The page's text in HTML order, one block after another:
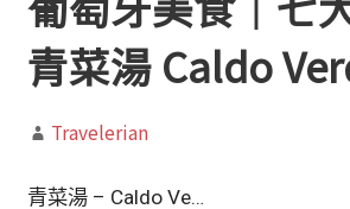
青菜湯 Caldo
Travelerian
青菜湯 – Caldo Ve…